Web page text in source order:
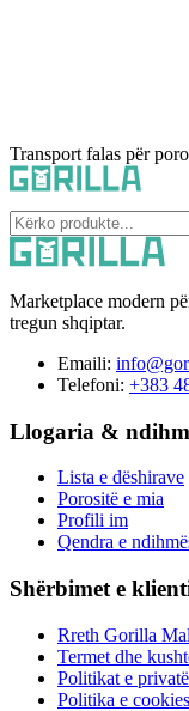
Transport falas për
Marketplace modern
tregun shqiptar.
Emaili:
Telefoni: +383
Llogaria &
Lista e dëshirave
Porositë e mia
Profili im
Qendra e
Shërbimet e
Rreth Gorilla
Termet dhe
Politikat e
Politika e cookies